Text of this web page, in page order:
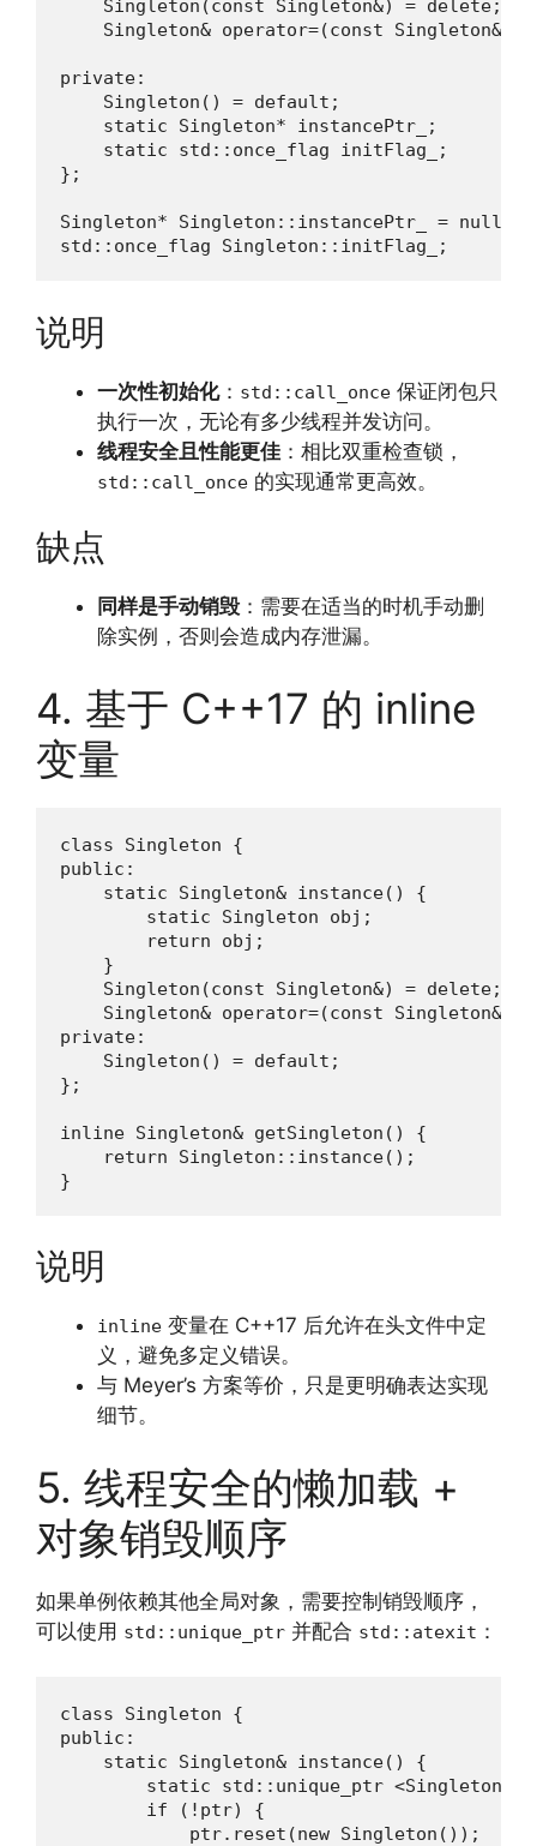
    Singleton(const Singleton&) = delete;
Singleton& operator=(const Singleton&)
private:
    Singleton() = default;
    static Singleton* instancePtr_;
    static std::once_flag initFlag_;
};
Singleton* Singleton::instancePtr_ =
std::once_flag Singleton::initFlag_;
说明
一次性初始化： std::call_once 保证闭包只
执行一次，无论有多少线程并发访问。
线程安全且性能更佳 ：相比双重检查锁，
std::call_once 的实现通常更高效。
缺点
同样是手动销毁 ：需要在适当的时机手动删
除实例，否则会造成内存泄漏。
4. 基于 C++17 的 inline
变量
class Singleton {
public:
    static Singleton& instance() {
        static Singleton obj;
        return obj;
    }
    Singleton(const Singleton&) = delete;
Singleton& operator=(const Singleton&)
private:
    Singleton() = default;
};
inline Singleton& getSingleton() {
    return Singleton::instance();
}
说明
inline 变量在 C++17 后允许在头文件中定
义，避免多定义错误。
与 Meyer’s 方案等价，只是更明确表达实现
细节。
5. 线程安全的懒加载 +
对象销毁顺序
如果单例依赖其他全局对象，需要控制销毁顺序，
可以使用 std::unique_ptr 并配合 std::atexit ：
class Singleton {
public:
    static Singleton& instance() {
static std::unique_ptr <Singleton>
        if (!ptr) {
            ptr.reset(new Singleton());